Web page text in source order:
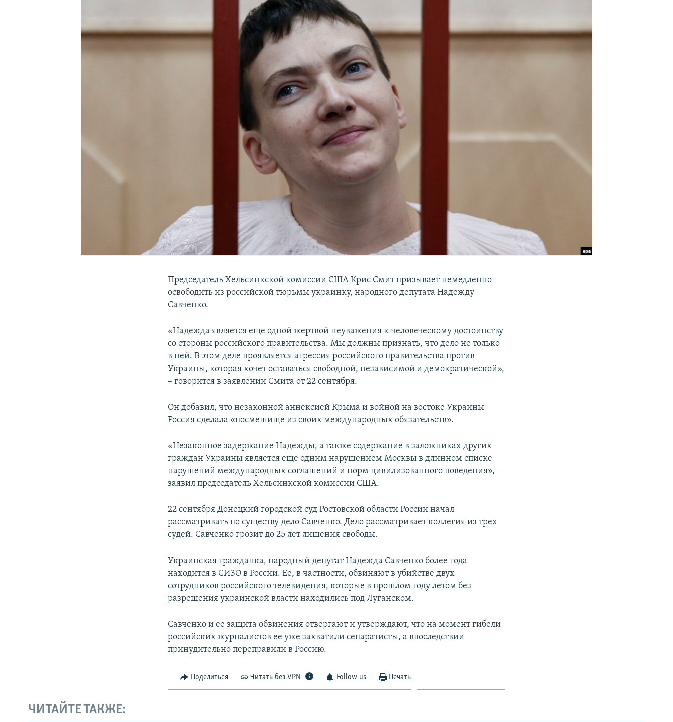
Председатель Хельсинкской комиссии США Крис Смит призывает немедленно
освободить из российской тюрьмы украинку, народного депутата Надежду
Савченко.
«Надежда является еще одной жертвой неуважения к человеческому достоинству
со стороны российского правительства. Мы должны признать, что дело не только
в ней. В этом деле проявляется агрессия российского правительства против
Украины, которая хочет оставаться свободной, независимой и демократической»,
– говорится в заявлении Смита от 22 сентября.
Он добавил, что незаконной аннексией Крыма и войной на востоке Украины
Россия сделала «посмешище из своих международных обязательств».
«Незаконное задержание Надежды, а также содержание в заложниках других
граждан Украины является еще одним нарушением Москвы в длинном списке
нарушений международных соглашений и норм цивилизованного поведения», –
заявил председатель Хельсинкской комиссии США.
22 сентября Донецкий городской суд Ростовской области России начал
рассматривать по существу дело Савченко. Дело рассматривает коллегия из трех
судей. Савченко грозит до 25 лет лишения свободы.
Украинская гражданка, народный депутат Надежда Савченко более года
находится в СИЗО в России. Ее, в частности, обвиняют в убийстве двух
сотрудников российского телевидения, которые в прошлом году летом без
разрешения украинской власти находились под Луганском.
Савченко и ее защита обвинения отвергают и утверждают, что на момент гибели
российских журналистов ее уже захватили сепаратисты, а впоследствии
принудительно переправили в Россию.
Поделиться Читать без VPN Follow us Печать
ЧИТАЙТЕ ТАКЖЕ: